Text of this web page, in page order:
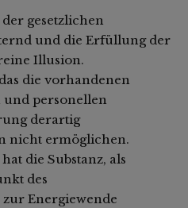
gesetzlichen
und die Erfüllung der
Illusion.
die vorhandenen
personellen
derartig
nicht ermöglichen.
die Substanz, als
des
Energiewende